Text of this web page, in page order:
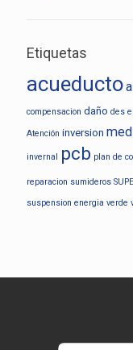
Etiquetas
acueducto
compensacion daño des
Atención inversion
invernal pcb plan de
reparacion sumideros
suspension energia verde